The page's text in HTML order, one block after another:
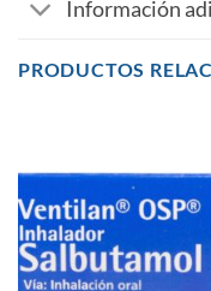
Información
PRODUCTOS